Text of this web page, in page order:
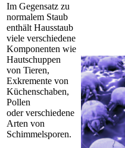
Im Gegensatz zu
normalem Staub
enthält Hausstaub
viele verschiedene
Komponenten wie
Hautschuppen
von Tieren,
Exkremente von
Küchenschaben,
Pollen
oder verschiedene
Arten von
Schimmelsporen.